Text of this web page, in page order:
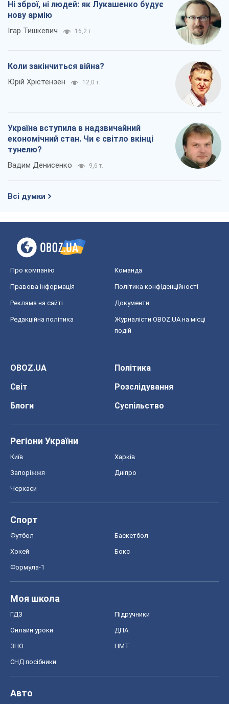
Ні зброї, ні людей: як Лукашенко будує
нову армію
Ігар Тишкевич 16,2 т.
Коли закінчиться війна?
Юрій Хрістензен 12,0 т.
Україна вступила в надзвичайний
економічний стан. Чи є світло вкінці
тунелю?
Вадим Денисенко 9,6 т.
Всі думки
Про компанію Команда
Правова інформація Політика конфіденційності
Реклама на сайті Документи
Редакційна політика
Журналісти OBOZ.UA на місці
подій
OBOZ.UA
Політика
Світ
Розслідування
Блоги
Суспільство
Регіони України
Київ Харків
Запоріжжя Дніпро
Черкаси
Спорт
Футбол Баскетбол
Хокей Бокс
Формула-1
Моя школа
ГДЗ Підручники
Онлайн уроки ДПА
ЗНО НМТ
СНД посібники
Авто